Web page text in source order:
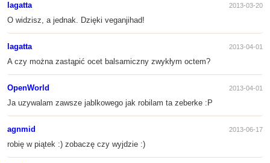
lagatta 2013-03-20
O widzisz, a jednak. Dzięki veganjihad!
lagatta 2013-04-01
A czy można zastąpić ocet balsamiczny zwykłym octem?
OpenWorld 2013-04-01
Ja uzywalam zawsze jablkowego jak robilam ta zeberke :P
agnmid 2013-06-17
robię w piątek :) zobaczę czy wyjdzie :)